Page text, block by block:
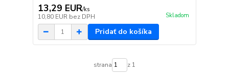
13,29 EUR/ks
10,80 EUR bez DPH Skladom
Pridať do košíka
strana z 1